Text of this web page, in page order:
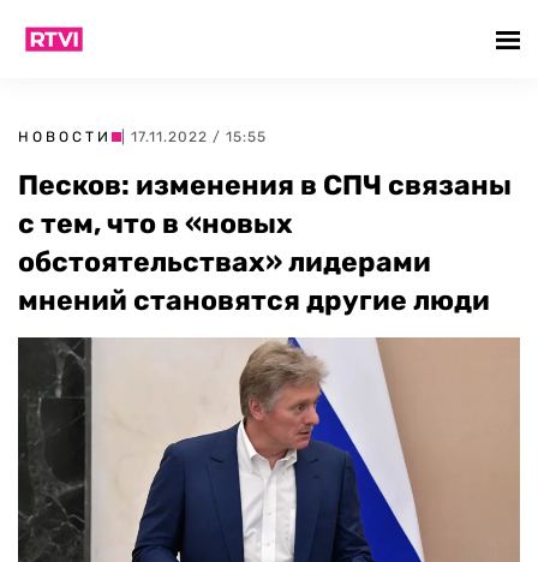
НОВОСТИ | 17.11.2022 / 15:55
Песков: изменения в СПЧ связаны
с тем, что в «новых
обстоятельствах» лидерами
мнений становятся другие люди